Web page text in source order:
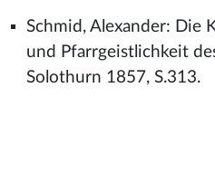
Schmid, Alexander: Die
und Pfarrgeistlichkeit
Solothurn 1857, S.313.